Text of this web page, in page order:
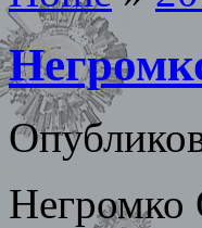
Негромко